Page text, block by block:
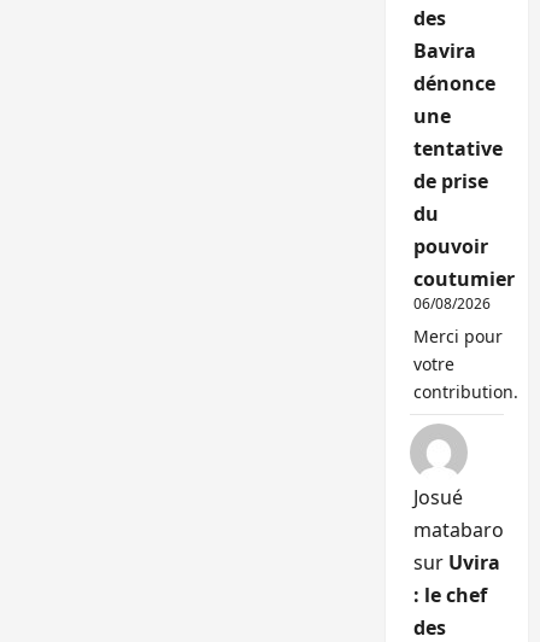
des
Bavira
dénonce
une
tentative
de prise
du
pouvoir
coutumier
06/08/2026
Merci pour
votre
contribution.
Josué
matabaro
sur Uvira
: le chef
des